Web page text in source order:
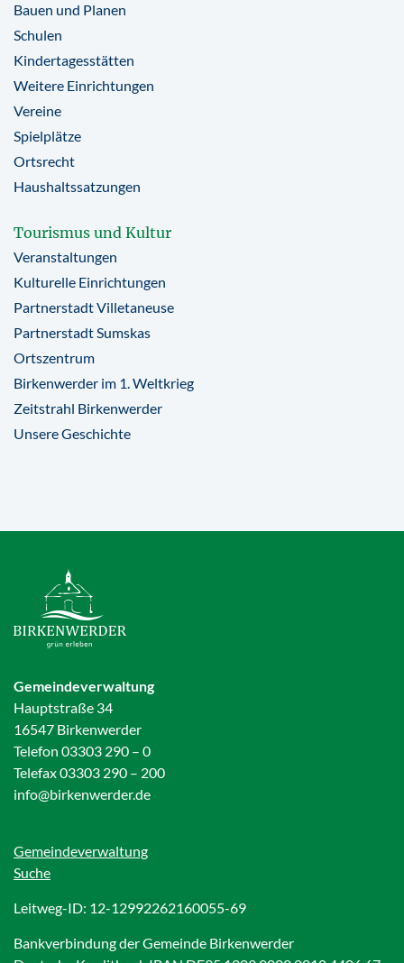
Bauen und Planen
Schulen
Kindertagesstätten
Weitere Einrichtungen
Vereine
Spielplätze
Ortsrecht
Haushaltssatzungen
Tourismus und Kultur
Veranstaltungen
Kulturelle Einrichtungen
Partnerstadt Villetaneuse
Partnerstadt Sumskas
Ortszentrum
Birkenwerder im 1. Weltkrieg
Zeitstrahl Birkenwerder
Unsere Geschichte
Gemeindeverwaltung
Hauptstraße 34
16547 Birkenwerder
Telefon 03303 290 – 0
Telefax 03303 290 – 200
info@birkenwerder.de
Gemeindeverwaltung
Suche
Leitweg-ID: 12-12992262160055-69
Bankverbindung der Gemeinde Birkenwerder